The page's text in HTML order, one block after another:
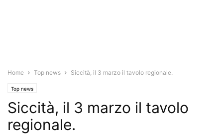
Home Top news Siccità, il 3 marzo il tavolo regionale.
Top news
Siccità, il 3 marzo il tavolo
regionale.